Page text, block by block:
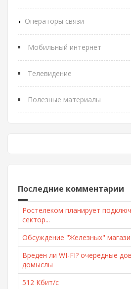
Операторы связи
Мобильный интернет
Телевидение
Полезные материалы
Последние комментарии
Ростелеком планирует
сектор...
Обсуждение "Железных"
Вреден ли WI-FI? очередные
домыслы
512 Кбит/с